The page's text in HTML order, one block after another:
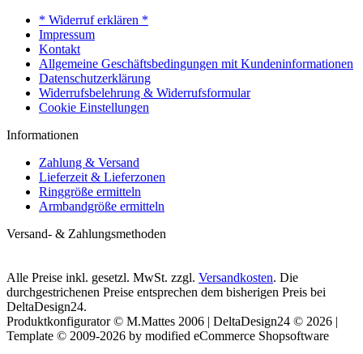
* Widerruf erklären *
Impressum
Kontakt
Allgemeine Geschäftsbedingungen mit Kundeninformationen
Datenschutzerklärung
Widerrufsbelehrung & Widerrufsformular
Cookie Einstellungen
Informationen
Zahlung & Versand
Lieferzeit & Lieferzonen
Ringgröße ermitteln
Armbandgröße ermitteln
Versand- & Zahlungsmethoden
Alle Preise inkl. gesetzl. MwSt. zzgl. Versandkosten. Die
durchgestrichenen Preise entsprechen dem bisherigen Preis bei
DeltaDesign24.
Produktkonfigurator © M.Mattes 2006 | DeltaDesign24 © 2026 |
Template © 2009-2026 by modified eCommerce Shopsoftware